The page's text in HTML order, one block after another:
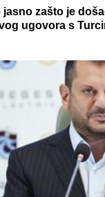
jasno zašto je
ugovora s